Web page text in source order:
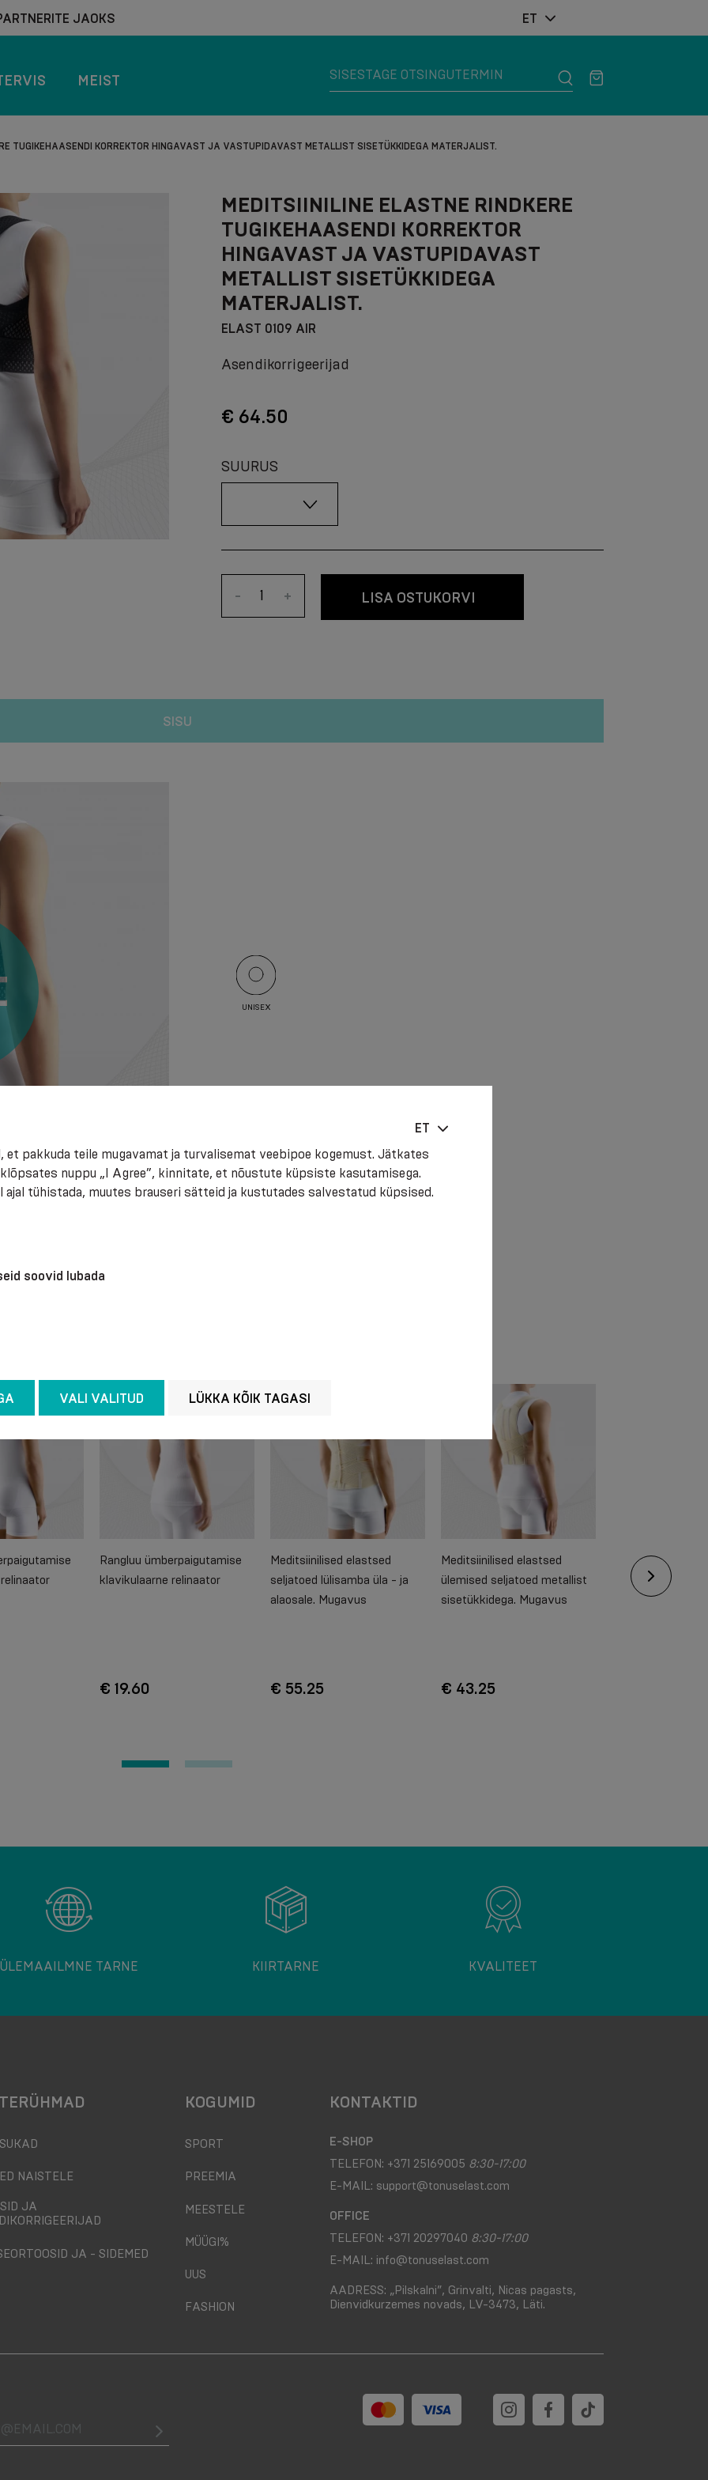
JAOKS ET
MEIST
TUGIKEHAASENDI KORREKTOR HINGAVAST JA VASTUPIDAVAST METALLIST SISETÜKKIDEGA MATERJALIST.
MEDITSIINILINE ELASTNE RINDKERE
TUGIKEHAASENDI KORREKTOR
HINGAVAST JA VASTUPIDAVAST
METALLIST SISETÜKKIDEGA
MATERJALIST.
ELAST 0109 AIR
Asendikorrigeerijad
€ 64.50
SUURUS
- + LISA OSTUKORVI
SISU
UNISEX
Rangluu ümberpaigutamise
klavikulaarne relinaator
€ 19.60
Meditsiinilised elastsed
seljatoed lülisamba üla - ja
alaosale. Mugavus
€ 55.25
Meditsiinilised elastsed
ülemised seljatoed metallist
sisetükkidega. Mugavus
€ 43.25
Meditsiinilised
asendikorrektorid
ÜLEMAAILMNE TARNE KIIRTARNE KVALITEET
NAISTELE
JA
JA - SIDEMED
KOGUMID
SPORT
PREEMIA
MEESTELE
MÜÜGI%
UUS
FASHION
KONTAKTID
E-SHOP
TELEFON: +371 25169005 8:30-17:00
E-MAIL: support@tonuselast.com
OFFICE
TELEFON: +371 20297040 8:30-17:00
E-MAIL: info@tonuselast.com
AADRESS: „Pilskalni”, Grinvalti, Nicas pagasts,
Dienvidkurzemes novads, LV-3473, Läti.
ET
et pakkuda teile mugavamat ja turvalisemat veebipoe kogemust. Jätkates
nuppu „I Agree”, kinnitate, et nõustute küpsiste kasutamisega.
ajal tühistada, muutes brauseri sätteid ja kustutades salvestatud küpsised.
soovid lubada
VALI VALITUD LÜKKA KÕIK TAGASI